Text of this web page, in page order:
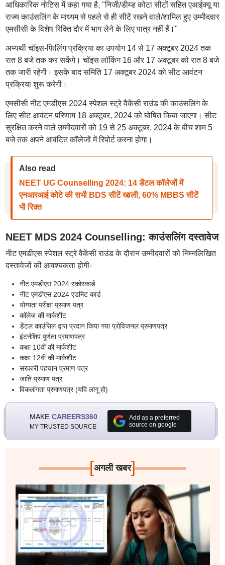
आधिकारिक नोटिस में कहा गया है, "निजी/डीम्ड कोटा सीटों सहित एआईक्यू या
राज्य काउंसलिंग के माध्यम से पहले से ही सीटें रखने वाले/शामिल हुए उम्मीदवार
एमसीसी के विशेष रिक्ति दौर में भाग लेने के लिए पात्र नहीं हैं।"
अभ्यर्थी चॉइस-फिलिंग प्रक्रिया का उपयोग 14 से 17 अक्टूबर 2024 तक
रात 8 बजे तक कर सकेंगे। चॉइस लॉकिंग 16 और 17 अक्टूबर को रात 8 बजे
तक जारी रहेगी। इसके बाद समिति 17 अक्टूबर 2024 को सीट आवंटन
प्रक्रिया शुरू करेगी।
एमसीसी नीट एमडीएस 2024 स्पेशल स्ट्रे वैकेंसी राउंड की काउंसलिंग के
लिए सीट आवंटन परिणाम 18 अक्टूबर, 2024 को घोषित किया जाएगा। सीट
सुरक्षित करने वाले उम्मीदवारों को 19 से 25 अक्टूबर, 2024 के बीच शाम 5
बजे तक अपने आवंटित कॉलेजों में रिपोर्ट करना होगा।
Also read
NEET UG Counselling 2024: 14 डेंटल कॉलेजों में
एनआरआई कोटे की सभी BDS सीटें खाली, 60% MBBS सीटें
भी रिक्त
NEET MDS 2024 Counselling: काउंसलिंग दस्तावेज
नीट एमडीएस स्पेशल स्ट्रे वैकेंसी राउंड के दौरान उम्मीदवारों को निम्नलिखित
दस्तावेजों की आवश्यकता होगी-
नीट एमडीएस 2024 स्कोरकार्ड
नीट एमडीएस 2024 एडमिट कार्ड
योग्यता परीक्षा प्रमाण पत्र
कॉलेज की मार्कशीट
डेंटल काउंसिल द्वारा प्रदान किया गया प्रोविजनल प्रमाणपत्र
इंटर्नशिप पूर्णता प्रमाणपत्र
कक्षा 10वीं की मार्कशीट
कक्षा 12वीं की मार्कशीट
सरकारी पहचान प्रमाण पत्र
जाति प्रमाण पत्र
विकलांगता प्रमाणपत्र (यदि लागू हो)
MAKE CAREERS360
MY TRUSTED SOURCE
Add as a preferred
source on google
[अगली खबर]